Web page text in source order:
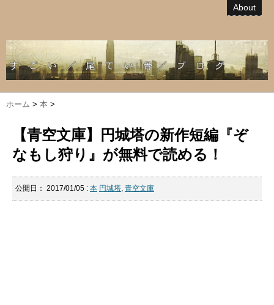
About
ホーム > 本 >
【青空文庫】円城塔の新作短編『ぞ
なもし狩り』が無料で読める！
公開日： 2017/01/05 : 本 円城塔, 青空文庫